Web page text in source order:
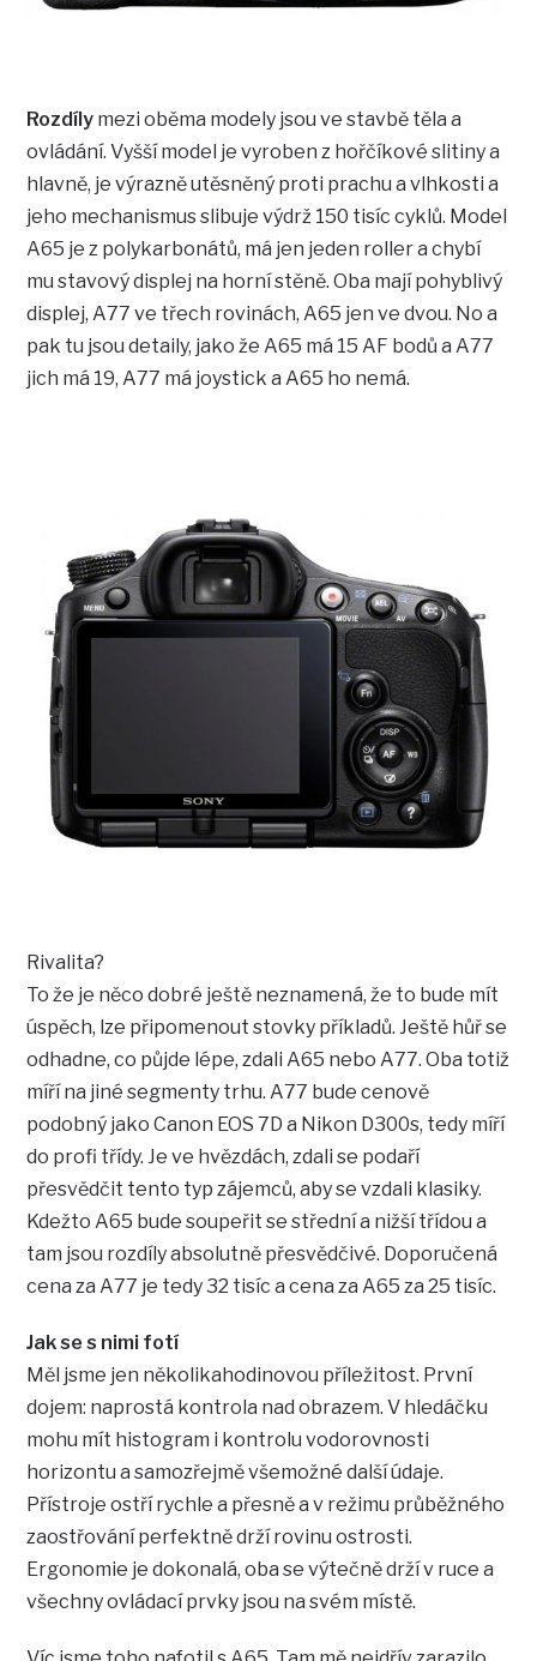
Rozdíly mezi oběma modely jsou ve stavbě těla a
ovládání. Vyšší model je vyroben z hořčíkové slitiny a
hlavně, je výrazně utěsněný proti prachu a vlhkosti a
jeho mechanismus slibuje výdrž 150 tisíc cyklů. Model
A65 je z polykarbonátů, má jen jeden roller a chybí
mu stavový displej na horní stěně. Oba mají pohyblivý
displej, A77 ve třech rovinách, A65 jen ve dvou. No a
pak tu jsou detaily, jako že A65 má 15 AF bodů a A77
jich má 19, A77 má joystick a A65 ho nemá.
Rivalita?
To že je něco dobré ještě neznamená, že to bude mít
úspěch, lze připomenout stovky příkladů. Ještě hůř se
odhadne, co půjde lépe, zdali A65 nebo A77. Oba totiž
míří na jiné segmenty trhu. A77 bude cenově
podobný jako Canon EOS 7D a Nikon D300s, tedy míří
do profi třídy. Je ve hvězdách, zdali se podaří
přesvědčit tento typ zájemců, aby se vzdali klasiky.
Kdežto A65 bude soupeřit se střední a nižší třídou a
tam jsou rozdíly absolutně přesvědčivé. Doporučená
cena za A77 je tedy 32 tisíc a cena za A65 za 25 tisíc.
Jak se s nimi fotí
Měl jsme jen několikahodinovou příležitost. První
dojem: naprostá kontrola nad obrazem. V hledáčku
mohu mít histogram i kontrolu vodorovnosti
horizontu a samozřejmě všemožné další údaje.
Přístroje ostří rychle a přesně a v režimu průběžného
zaostřování perfektně drží rovinu ostrosti.
Ergonomie je dokonalá, oba se výtečně drží v ruce a
všechny ovládací prvky jsou na svém místě.